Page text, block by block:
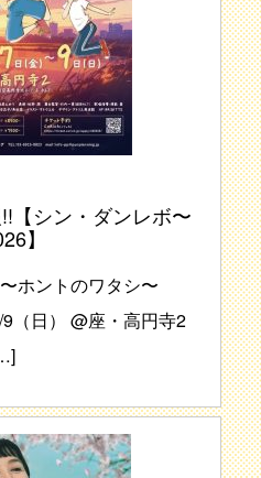
【シン・ダンレボ〜
】
ホントのワタシ〜
（日） @座・高円寺2